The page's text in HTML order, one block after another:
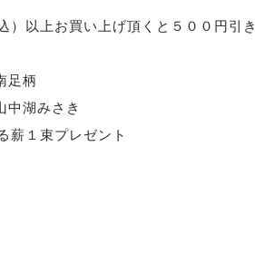
以上お買い上げ頂くと５００円引き
足柄
湖みさき
薪１束プレゼント